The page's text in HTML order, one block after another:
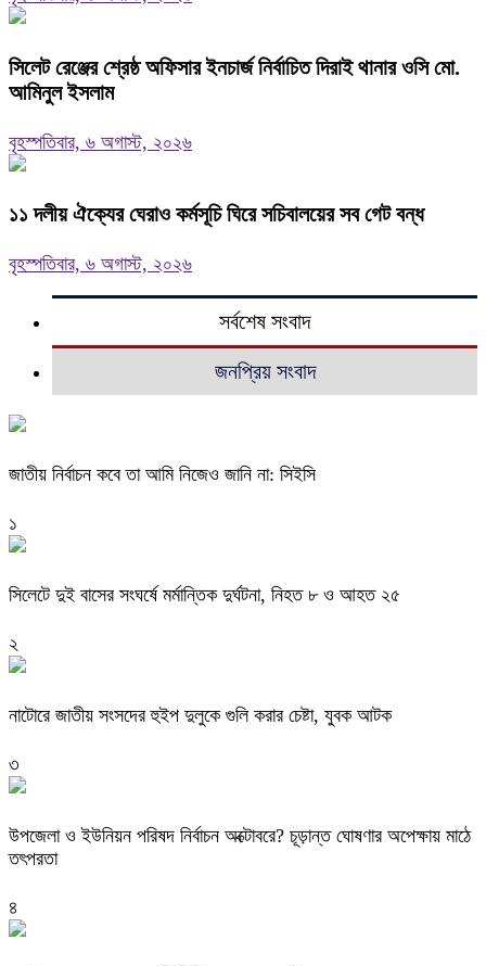
‎সিলেট রেঞ্জের শ্রেষ্ঠ অফিসার ইনচার্জ নির্বাচিত দিরাই থানার ওসি মো.
আমিনুল ইসলাম
বৃহস্পতিবার, ৬ অগাস্ট, ২০২৬
‎১১ দলীয় ঐক্যের ঘেরাও কর্মসূচি ঘিরে সচিবালয়ের সব গেট বন্ধ
বৃহস্পতিবার, ৬ অগাস্ট, ২০২৬
সর্বশেষ সংবাদ
জনপ্রিয় সংবাদ
জাতীয় নির্বাচন কবে তা আমি নিজেও জানি না: সিইসি
১
সিলেটে দুই বাসের সংঘর্ষে মর্মান্তিক দুর্ঘটনা, নিহত ৮ ও আহত ২৫
২
নাটোরে জাতীয় সংসদের হুইপ দুলুকে গুলি করার চেষ্টা, যুবক আটক
৩
উপজেলা ও ইউনিয়ন পরিষদ নির্বাচন অক্টোবরে? চূড়ান্ত ঘোষণার অপেক্ষায় মাঠে
তৎপরতা
৪